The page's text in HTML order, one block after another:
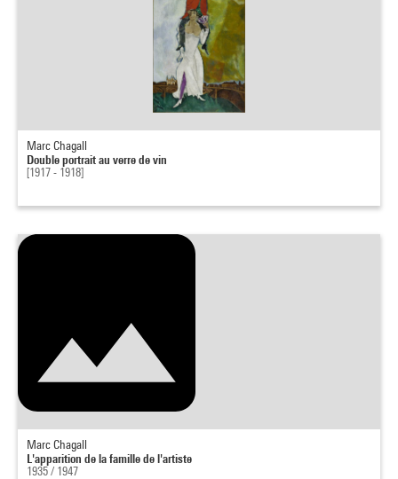
Marc Chagall
Double portrait au verre de vin
[1917 - 1918]
Marc Chagall
L'apparition de la famille de l'artiste
1935 / 1947